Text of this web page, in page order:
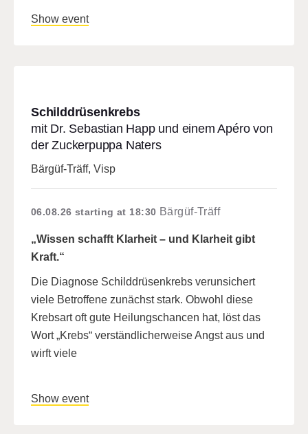
Show event
Schilddrüsenkrebs
mit Dr. Sebastian Happ und einem Apéro von
der Zuckerpuppa Naters
Bärgüf-Träff, Visp
06.08.26 starting at 18:30 Bärgüf-Träff
„Wissen schafft Klarheit – und Klarheit gibt
Kraft.“
Die Diagnose Schilddrüsenkrebs verunsichert
viele Betroffene zunächst stark. Obwohl diese
Krebsart oft gute Heilungschancen hat, löst das
Wort „Krebs“ verständlicherweise Angst aus und
wirft viele
Show event